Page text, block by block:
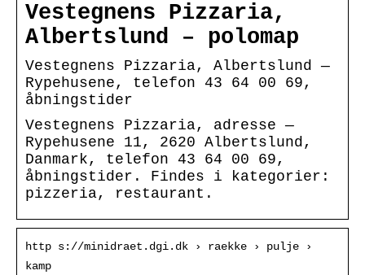
Vestegnens Pizzaria,
Albertslund – polomap
Vestegnens Pizzaria, Albertslund —
Rypehusene, telefon 43 64 00 69,
åbningstider
Vestegnens Pizzaria, adresse —
Rypehusene 11, 2620 Albertslund,
Danmark, telefon 43 64 00 69,
åbningstider. Findes i kategorier:
pizzeria, restaurant.
http s://minidraet.dgi.dk › raekke › pulje ›
kamp